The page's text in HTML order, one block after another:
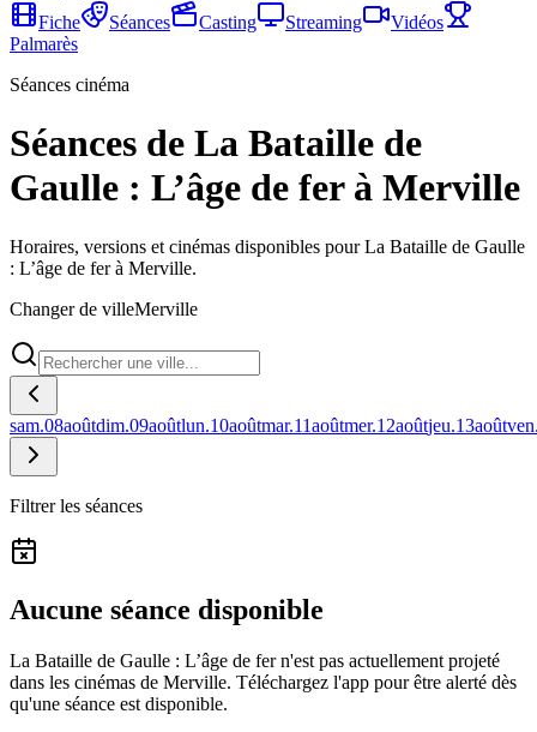
Fiche
Séances Casting Streaming
Vidéos
Palmarès
Séances cinéma
Séances de La Bataille de
Gaulle : L’âge de fer à Merville
Horaires, versions et cinémas disponibles pour La Bataille de Gaulle
: L’âge de fer à Merville.
Changer de villeMerville
sam.08aoûtdim.09aoûtlun.10aoûtmar.11aoûtmer.12aoûtjeu.13août
Filtrer les séances
Aucune séance disponible
La Bataille de Gaulle : L’âge de fer n'est pas actuellement projeté
dans les cinémas de Merville. Téléchargez l'app pour être alerté dès
qu'une séance est disponible.